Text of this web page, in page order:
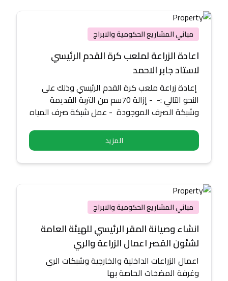
مباني المشاريع الحكومية والابراج
اعادة الزراعة لملعب كرة القدم الرئيسي
لاستاد جابر الاحمد
إعادة زراعة ملعب كرة القدم الرئيسي وذلك على
النحو التالي :- - إزالة 70سم من التربة القديمة
وشبكة الصرف الموجودة - عمل شبكة صرف المياه
المناسب - إضافة خليط التربة الزراعية والاسمدة -
تركيب شبكات الري وفقا لمواصفا الفيفا - عمل
المناسيب النهائية للملعب قبل الزراعة - زراعة النجيل
المزيد
مباني المشاريع الحكومية والابراج
انشاء وصيانة المقر الرئيسي للهيئة العامة
لشئون القصر اعمال الزراعة والري
اعمال الزراعات الداخلية والخارجية وشبكات الري
وغرفة المضخات الخاصة بها